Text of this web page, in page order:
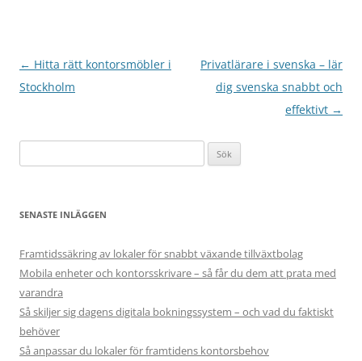
Inläggsnavigering
← Hitta rätt kontorsmöbler i
Stockholm
Privatlärare i svenska – lär
dig svenska snabbt och
effektivt →
efter:
SENASTE INLÄGGEN
Framtidssäkring av lokaler för snabbt växande tillväxtbolag
Mobila enheter och kontorsskrivare – så får du dem att prata med
varandra
Så skiljer sig dagens digitala bokningssystem – och vad du faktiskt
behöver
Så anpassar du lokaler för framtidens kontorsbehov